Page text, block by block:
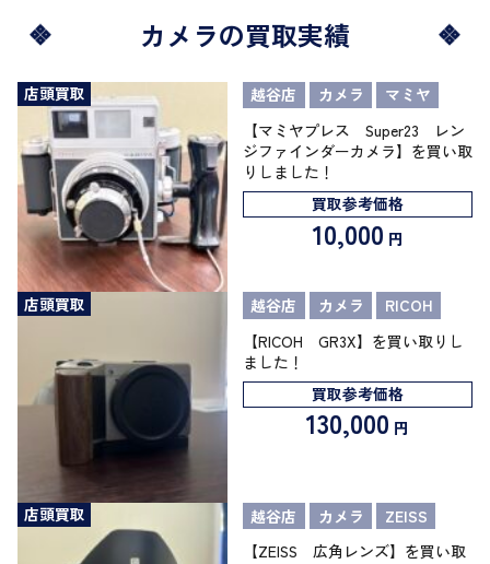
カメラの買取実績
店頭買取 越谷店 カメラ
マミヤ
【マミヤプレス Super23 レン
ジファインダーカメラ】を買い取
りしました！
買取参考価格
10,000 円
店頭買取 越谷店 カメラ
RICOH
【RICOH GR3X】を買い取りし
ました！
買取参考価格
130,000 円
店頭買取 越谷店 カメラ
ZEISS
【ZEISS 広角レンズ】を買い取